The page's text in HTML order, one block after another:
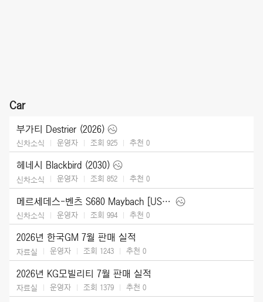
Car
부가티 Destrier (2026)
신차소식 운영자 조회 925 추천 0
헤네시 Blackbird (2030)
신차소식 운영자 조회 852 추천 0
메르세데스-벤츠 S680 Maybach [US] (2027)
신차소식 운영자 조회 994 추천 0
2026년 한국GM 7월 판매 실적
자료실 운영자 조회 1243 추천 0
2026년 KG모빌리티 7월 판매 실적
자료실 운영자 조회 1379 추천 0